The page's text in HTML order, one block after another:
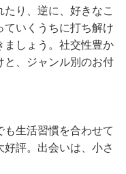
り、逆に、好きなこ
ていくうちに打ち解け
ましょう。社交性豊か
と、ジャンル別のお付
生活習慣を合わせて
評。出会いは、小さ